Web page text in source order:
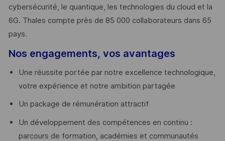
cybersécurité, le quantique, les technologies du cloud et la
6G. Thales compte près de 85 000 collaborateurs dans 65
pays. ​
Nos engagements, vos avantages
Une réussite portée par notre excellence technologique,
votre expérience et notre ambition partagée
Un package de rémunération attractif
Un développement des compétences en continu :
parcours de formation, académies et communautés